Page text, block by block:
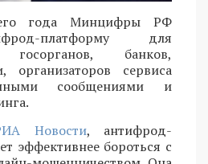
года Минцифры РФ
платформу для
госорганов, банков,
организаторов сервиса
сообщениями и
Новости, антифрод-
эффективнее бороться с